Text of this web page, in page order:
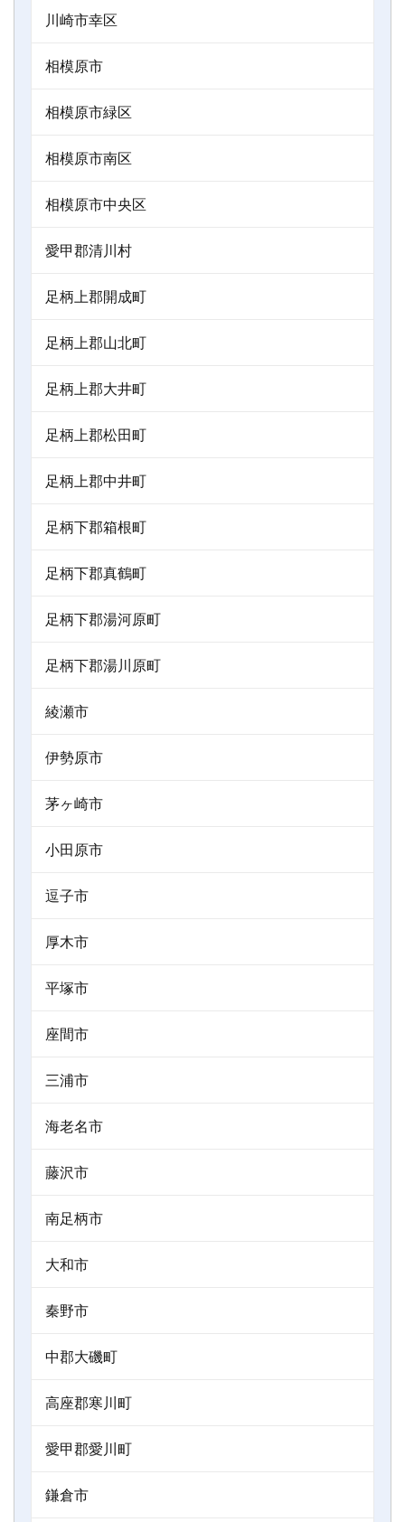
川崎市幸区
相模原市
相模原市緑区
相模原市南区
相模原市中央区
愛甲郡清川村
足柄上郡開成町
足柄上郡山北町
足柄上郡大井町
足柄上郡松田町
足柄上郡中井町
足柄下郡箱根町
足柄下郡真鶴町
足柄下郡湯河原町
足柄下郡湯川原町
綾瀬市
伊勢原市
茅ヶ崎市
小田原市
逗子市
厚木市
平塚市
座間市
三浦市
海老名市
藤沢市
南足柄市
大和市
秦野市
中郡大磯町
高座郡寒川町
愛甲郡愛川町
鎌倉市